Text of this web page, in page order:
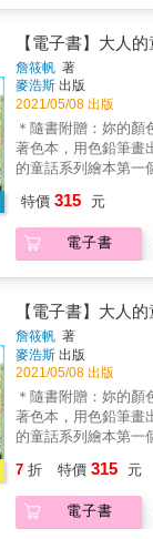
印第安的部落遺跡、
盡頭的公路、泥土上
地記敘了這一段新墨
成獨特的聖塔菲印象
物、有朋友；有開心
廣袤的陌生之地，她
的自己。“There is
am wearing a
pen.I am riding a big
Ali Ginger創作，去
以橫式左翻設計，展
內容分為正冊與別冊
的形式，收錄約50張
輯，每一輯是一個月
三個月。別冊則收錄
隨筆塗鴉，以信紙的
帶有詩意的英文短句
畫，希望讓觀者有如
下最真實的感受。※
飛行、初到美國的心
景，充滿著新鮮與好
自貧窮國家的移民，
為這裡有故鄉泥土
的清晨〉「每次我站
開始創作談起，進入
直接創作，邊實作邊
創作的領域。同時必
樣突破瓶頸、怎樣面
生活。 第二部分細談繪本創作的各種眉角。同
樣是繪本，經營長篇
式，幾米自己也試過
出來讓讀者參考。 實際解析經典繪本的創作奧
論膾炙人口的《向左
鐵》、《星空》、《
近》、《走向春天的
品「之外」的經驗分
作、怎麼和出版社互
語，和作品延伸授權等等。 因為遭
始創作繪本，到逐漸
工作，如何能夠持續
畫出來，利用畫面去
己的故事又重新建立
思考搭建起來。幾米
保留地在本書中呈現
寶貴的時間節省下來
愛繪本的讀者多開了
動漫世代的一份子非常感動。
因，迪迪仔抱著鞠躬
再燃燒著漫畫細胞的
誕下這本五格漫畫來
他一起成長的漫畫界。 & 迪迪仔以五格
簡單格式的流暢、易
美圖畫及對白，絲絲
合三國歷史所產生的
感動、愉快、趣味和共鳴。 & 本五
嘅目的係為咗爭產？ 孔明為咗唔駛同人爭女先
娶黃阿醜？ 司馬懿扮女人幫曹操打工？ 阿斗唔
係劉備親生？ 劉備不立次子做太子係因為咁？
戰呂布、桃園結義、
重新定義，內容時古
空，嚟到現代同大媽
玩Whatsapp、化身補習天王。 &
玩篡改歷史，包保邊
【電子書】大人
詹筱帆 著
麥浩斯 出版
2021/05/08 出版
＊隨書附贈：妳的顏
著色本，用色鉛筆畫出妳
的童話系列繪本第一
事。 凌晨一點，她拖著疲倦的身體，終於到
家。 稍作休息時，發現桌上擺著一個包裹， 她
拆開包裹，裡頭有一
每一扇門的後面，都
一會， 但是這一次，讓我們一起窺看門內與門
外的風景。 讓溫柔細緻的手繪水彩畫投影出妳
的人生旅程。 離開的，都會變成風景，留下
的，讓它緩緩滲入人生。 有時迷路
寂，有時逃走，有時勇敢面對
堅持往前走。 永遠要記住自己本來擁有的東
特價 315 元
電子書
【電子書】大人
詹筱帆 著
麥浩斯 出版
2021/05/08 出版
＊隨書附贈：妳的顏
著色本，用色鉛筆畫出妳
的童話系列繪本第一
事。 凌晨一點，她拖著疲倦的身體，終於到
家。 稍作休息時，發現桌上擺著一個包裹， 她
拆開包裹，裡頭有一
7 折 特價 315 元
電子書